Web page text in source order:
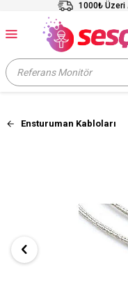
1000₺ Üzeri
Ensturuman Kabloları